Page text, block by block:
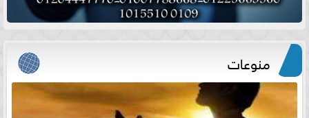
منوعات